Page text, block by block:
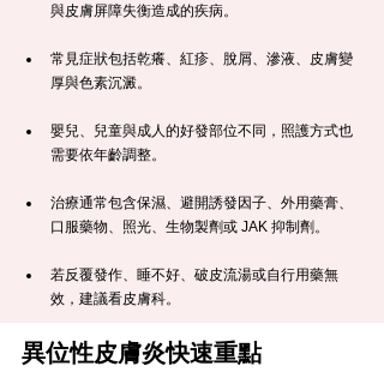
與皮膚屏障失衡造成的疾病。
常見症狀包括乾癢、紅疹、脫屑、滲液、皮膚變
厚與色素沉澱。
嬰兒、兒童與成人的好發部位不同，照護方式也
需要依年齡調整。
治療通常包含保濕、避開誘發因子、外用藥膏、
口服藥物、照光、生物製劑或 JAK 抑制劑。
若反覆發作、睡不好、破皮流湯或自行用藥無
效，建議看皮膚科。
異位性皮膚炎快速重點